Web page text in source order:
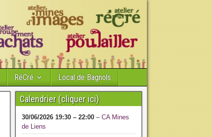
RéCré Local de Bagnols
Calendrier (cliquer ici)
30/06/2026 19:30 – 22:00 – CA Mines
de Liens